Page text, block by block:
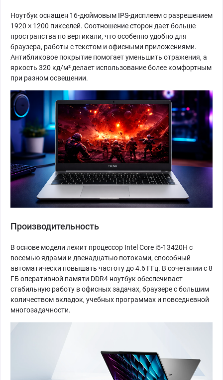
Ноутбук оснащен 16-дюймовым IPS-дисплеем с разрешением
1920 × 1200 пикселей. Соотношение сторон дает больше
пространства по вертикали, что особенно удобно для
браузера, работы с текстом и офисными приложениями.
Антибликовое покрытие помогает уменьшить отражения, а
яркость 320 кд/м² делает использование более комфортным
при разном освещении.
Производительность
В основе модели лежит процессор Intel Core i5-13420H с
восемью ядрами и двенадцатью потоками, способный
автоматически повышать частоту до 4.6 ГГц. В сочетании с 8
ГБ оперативной памяти DDR4 ноутбук обеспечивает
стабильную работу в офисных задачах, браузере с большим
количеством вкладок, учебных программах и повседневной
многозадачности.